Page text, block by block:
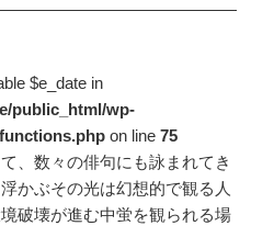
$e_date in
public_html/wp-
on line75
、数々の俳句にも詠まれてき
かぶその光は幻想的で観る人
破壊が進む中蛍を観られる場